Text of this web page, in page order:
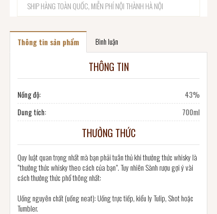
SHIP HÀNG TOÀN QUỐC, MIỄN PHÍ NỘI THÀNH HÀ NỘI
Thông tin sản phẩm Bình luận
THÔNG TIN
Nồng độ:
43%
Dung tích:
700ml
THƯỞNG THỨC
Quy luật quan trọng nhất mà bạn phải tuân thủ khi thưởng thức whisky là
“thưởng thức whisky theo cách của bạn”. Tuy nhiên Sành rượu gợi ý vài
cách thưởng thức phổ thông nhất:
Uống nguyên chất (uống neat): Uống trực tiếp, kiểu ly Tulip, Shot hoặc
Tumbler.